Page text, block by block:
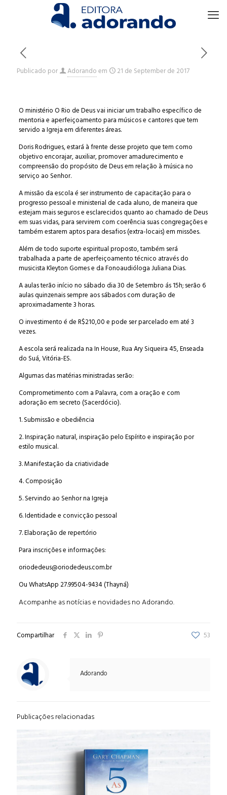
Publicado por Adorandoem 21 de September de 2017
O ministério O Rio de Deus vai iniciar um trabalho específico de
mentoria e aperfeiçoamento para músicos e cantores que tem
servido a Igreja em diferentes áreas.
Doris Rodrigues, estará à frente desse projeto que tem como
objetivo encorajar, auxiliar, promover amadurecimento e
compreensão do propósito de Deus em relação à música no
serviço ao Senhor.
A missão da escola é ser instrumento de capacitação para o
progresso pessoal e ministerial de cada aluno, de maneira que
estejam mais seguros e esclarecidos quanto ao chamado de Deus
em suas vidas, para servirem com coerência suas congregações e
também estarem aptos para desafios (extra-locais) em missões.
Além de todo suporte espiritual proposto, também será
trabalhada a parte de aperfeiçoamento técnico através do
musicista Kleyton Gomes e da Fonoaudióloga Juliana Dias.
A aulas terão início no sábado dia 30 de Setembro ás 15h; serão 6
aulas quinzenais sempre aos sábados com duração de
aproximadamente 3 horas.
O investimento é de R$210,00 e pode ser parcelado em até 3
vezes.
A escola será realizada na In House, Rua Ary Siqueira 45, Enseada
do Suá, Vitória-ES.
Algumas das matérias ministradas serão:
Comprometimento com a Palavra, com a oração e com
adoração em secreto (Sacerdócio).
1. Submissão e obediência
2. Inspiração natural, inspiração pelo Espírito e inspiração por
estilo musical.
3. Manifestação da criatividade
4. Composição
5. Servindo ao Senhor na Igreja
6. Identidade e convicção pessoal
7. Elaboração de repertório
Para inscrições e informações:
oriodedeus@oriodedeus.com.br
Ou WhatsApp 27.99504-9434 (Thayná)
Acompanhe asnotícias e novidades no Adorando.
Compartilhar 53
Adorando
Publicações relacionadas